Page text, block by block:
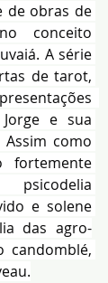
de obras de
conceito
A série
de tarot,
e sua
Assim como
fortemente
e solene
das agro-
candomblé,